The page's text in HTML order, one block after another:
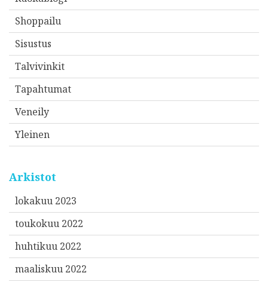
Shoppailu
Sisustus
Talvivinkit
Tapahtumat
Veneily
Yleinen
Arkistot
lokakuu 2023
toukokuu 2022
huhtikuu 2022
maaliskuu 2022